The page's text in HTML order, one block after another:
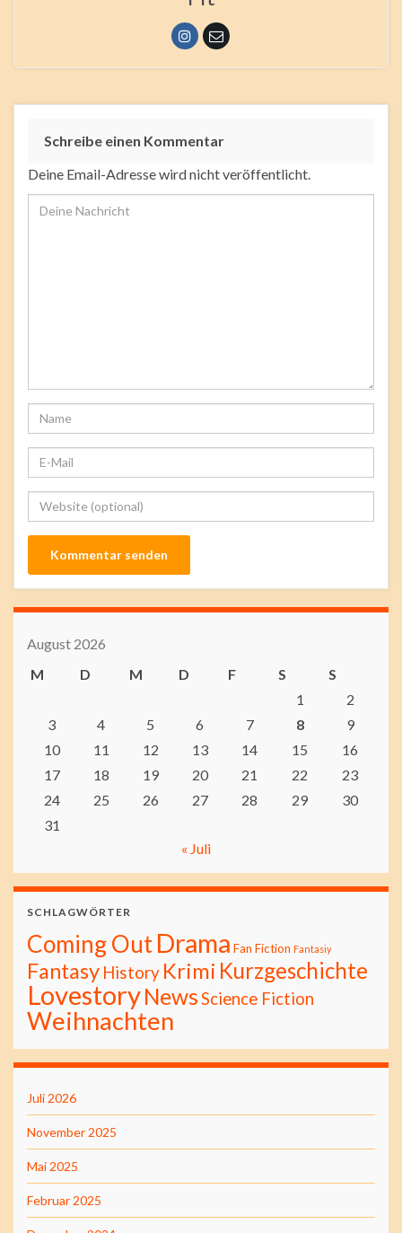
Schreibe einen Kommentar
Deine Email-Adresse wird nicht veröffentlicht.
August 2026
M
D M D F S
S
1
2
3
4 5 6 7 8
9
10
11 12 13 14 15
16
17
18 19 20 21 22
23
24
25 26 27 28 29
30
31
« Juli
SCHLAGWÖRTER
Coming OutDrama Fan Fiction Fantasiy
Fantasy History Krimi Kurzgeschichte
LovestoryNewsScience Fiction
Weihnachten
Juli 2026
November 2025
Mai 2025
Februar 2025